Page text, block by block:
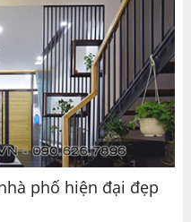
phố hiện đại đẹp